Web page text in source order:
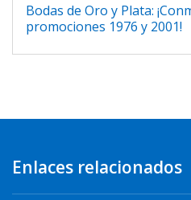
Bodas de Oro y Plata:
promociones 1976 y 2001!
Enlaces relacionados